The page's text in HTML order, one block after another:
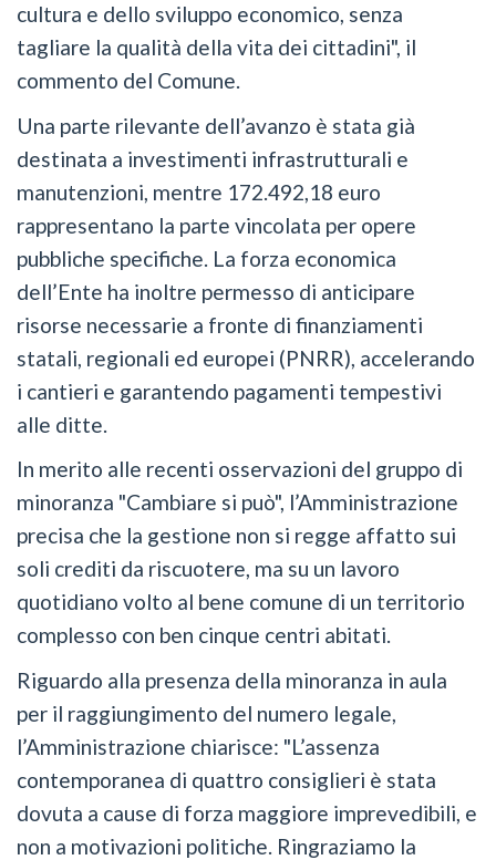
cultura e dello sviluppo economico, senza
tagliare la qualità della vita dei cittadini", il
commento del Comune.
Una parte rilevante dell’avanzo è stata già
destinata a investimenti infrastrutturali e
manutenzioni, mentre 172.492,18 euro
rappresentano la parte vincolata per opere
pubbliche specifiche. La forza economica
dell’Ente ha inoltre permesso di anticipare
risorse necessarie a fronte di finanziamenti
statali, regionali ed europei (PNRR), accelerando
i cantieri e garantendo pagamenti tempestivi
alle ditte.
In merito alle recenti osservazioni del gruppo di
minoranza "Cambiare si può", l’Amministrazione
precisa che la gestione non si regge affatto sui
soli crediti da riscuotere, ma su un lavoro
quotidiano volto al bene comune di un territorio
complesso con ben cinque centri abitati.
Riguardo alla presenza della minoranza in aula
per il raggiungimento del numero legale,
l’Amministrazione chiarisce: "L’assenza
contemporanea di quattro consiglieri è stata
dovuta a cause di forza maggiore imprevedibili, e
non a motivazioni politiche. Ringraziamo la